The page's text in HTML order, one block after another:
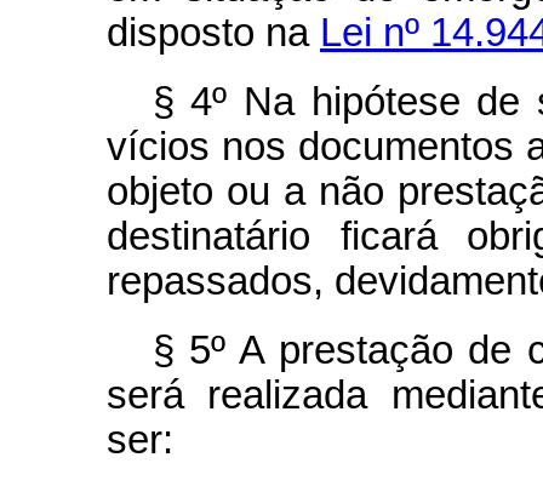
disposto na Lei nº
§ 4º Na hipótese de
vícios nos documentos
objeto ou a não
destinatário ficará
repassados,
§ 5º A prestação de
será realizada
ser: